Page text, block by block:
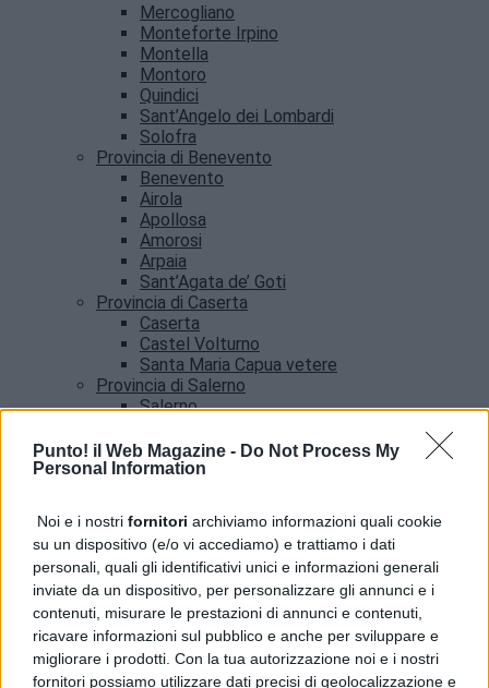
Punto! il Web Magazine - Do Not Process My
Personal Information
Noi e i nostri fornitori archiviamo informazioni quali cookie
su un dispositivo (e/o vi accediamo) e trattiamo i dati
personali, quali gli identificativi unici e informazioni generali
inviate da un dispositivo, per personalizzare gli annunci e i
contenuti, misurare le prestazioni di annunci e contenuti,
ricavare informazioni sul pubblico e anche per sviluppare e
migliorare i prodotti. Con la tua autorizzazione noi e i nostri
fornitori possiamo utilizzare dati precisi di geolocalizzazione e
Mercogliano
Monteforte Irpino
Montella
Montoro
Quindici
Sant’Angelo dei Lombardi
Solofra
Provincia di Benevento
Benevento
Airola
Apollosa
Amorosi
Arpaia
Sant’Agata de’ Goti
Provincia di Caserta
Caserta
Castel Volturno
Santa Maria Capua vetere
Provincia di Salerno
Salerno
Amalfi
Angri
Pozzuoli, servizio Poste per cittadini con case
inagibili dopo il sisma